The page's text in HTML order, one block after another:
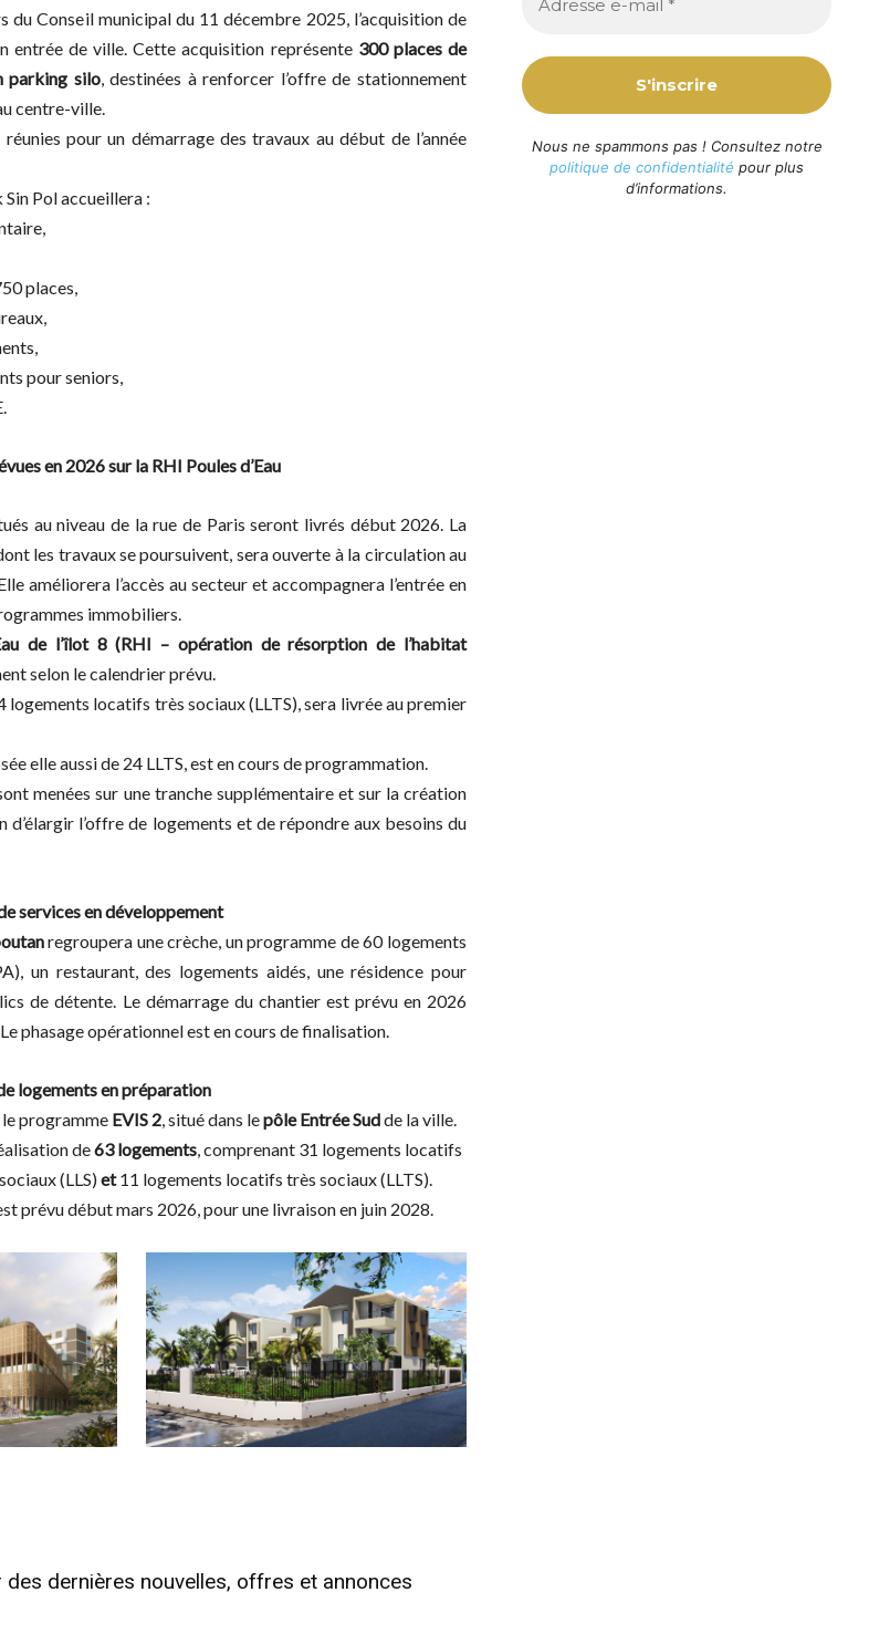
du Conseil municipal du 11 décembre 2025, l’acquisition de
entrée de ville. Cette acquisition représente 300 places de
parking silo, destinées à renforcer l’offre de stationnement
centre-ville.
pour un démarrage des travaux au début de l’année
Pol accueillera :
places,
pour seniors,
en 2026 sur la RHI Poules d’Eau
au niveau de la rue de Paris seront livrés début 2026. La
les travaux se poursuivent, sera ouverte à la circulation au
améliorera l’accès au secteur et accompagnera l’entrée en
immobiliers.
de l’îlot 8 (RHI – opération de résorption de l’habitat
selon le calendrier prévu.
logements locatifs très sociaux (LLTS), sera livrée au premier
elle aussi de 24 LLTS, est en cours de programmation.
menées sur une tranche supplémentaire et sur la création
d’élargir l’offre de logements et de répondre aux besoins du
services en développement
regroupera une crèche, un programme de 60 logements
un restaurant, des logements aidés, une résidence pour
de détente. Le démarrage du chantier est prévu en 2026
phasage opérationnel est en cours de finalisation.
logements en préparation
le programme EVIS 2, situé dans lepôle Entrée Sudde la ville.
de63 logements, comprenant 31 logements locatifs
(LLS)et11 logements locatifs très sociaux (LLTS).
prévu début mars 2026, pour une livraison en juin 2028.
dernières nouvelles, offres et annonces
Nous ne spammons pas ! Consultez notre
politique de confidentialité pour plus
d’informations.